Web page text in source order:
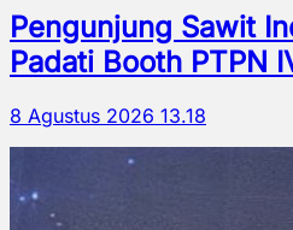
Pengunjung Sawit
Padati Booth PTPN
8 Agustus 2026 13.18